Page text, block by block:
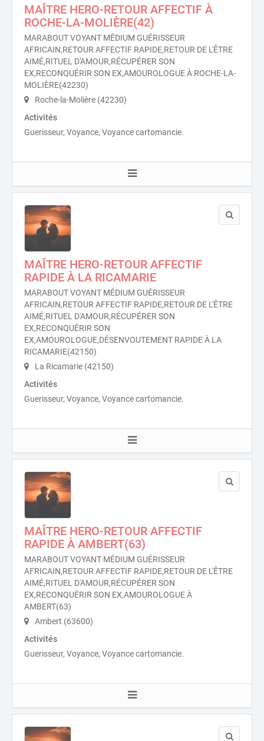
MAÎTRE HERO-RETOUR AFFECTIF À
ROCHE-LA-MOLIÈRE(42)
MARABOUT VOYANT MÉDIUM GUÉRISSEUR
AFRICAIN,RETOUR AFFECTIF RAPIDE,RETOUR DE L'ÊTRE
AIMÉ,RITUEL D'AMOUR,RÉCUPÉRER SON
EX,RECONQUÉRIR SON EX,AMOUROLOGUE À ROCHE-LA-
MOLIÈRE(42230)
Roche-la-Molière (42230)
Activités
Guerisseur, Voyance, Voyance cartomancie.
MAÎTRE HERO-RETOUR AFFECTIF
RAPIDE À LA RICAMARIE
MARABOUT VOYANT MÉDIUM GUÉRISSEUR
AFRICAIN,RETOUR AFFECTIF RAPIDE,RETOUR DE L'ÊTRE
AIMÉ,RITUEL D'AMOUR,RÉCUPÉRER SON
EX,RECONQUÉRIR SON
EX,AMOUROLOGUE,DÉSENVOUTEMENT RAPIDE À LA
RICAMARIE(42150)
La Ricamarie (42150)
Activités
Guerisseur, Voyance, Voyance cartomancie.
MAÎTRE HERO-RETOUR AFFECTIF
RAPIDE À AMBERT(63)
MARABOUT VOYANT MÉDIUM GUÉRISSEUR
AFRICAIN,RETOUR AFFECTIF RAPIDE,RETOUR DE L'ÊTRE
AIMÉ,RITUEL D'AMOUR,RÉCUPÉRER SON
EX,RECONQUÉRIR SON EX,AMOUROLOGUE À
AMBERT(63)
Ambert (63600)
Activités
Guerisseur, Voyance, Voyance cartomancie.